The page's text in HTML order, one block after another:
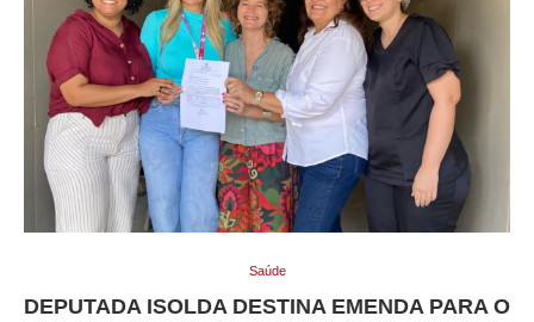
Saúde
DEPUTADA ISOLDA DESTINA EMENDA PARA O